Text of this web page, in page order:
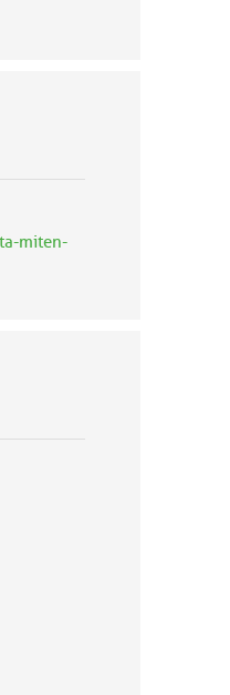
miten-